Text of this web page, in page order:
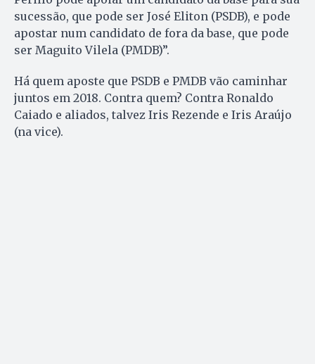
sucessão, que pode ser José Eliton (PSDB), e pode
apostar num candidato de fora da base, que pode
ser Maguito Vilela (PMDB)”.
Há quem aposte que PSDB e PMDB vão caminhar
juntos em 2018. Contra quem? Contra Ronaldo
Caiado e aliados, talvez Iris Rezende e Iris Araújo
(na vice).